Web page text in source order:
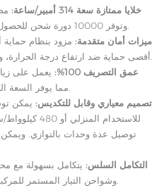
خلايا ممتازة سعة 314 أمبير/ساعة:
ميزات أمان متقدمة:
عمق التصريف 100%:
يعمل على
تصميم معياري وقابل للتكديس:
للاستخدام
التكامل السلس: يتكامل بسهولة مع